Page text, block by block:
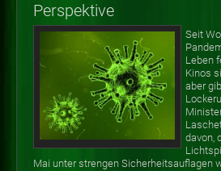
Perspektive
Seit
Leben
Kinos
aber
davon,
Mai unter strengen Sicherheitsauflagen